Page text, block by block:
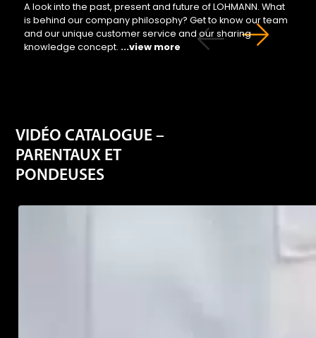
A look into the past, present and future of LOHMANN. What
is behind our company philosophy? Get to know our team
and our unique customer service and our sharing
knowledge concept. ...view more
VIDÉO CATALOGUE –
PARENTAUX ET
PONDEUSES